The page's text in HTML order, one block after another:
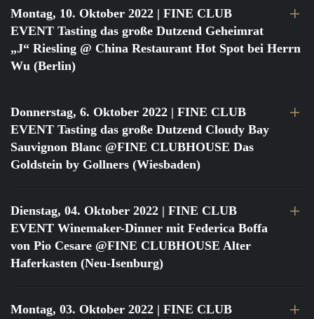
Montag, 10. Oktober 2022 | FINE CLUB
EVENT Tasting das große Dutzend Geheimrat
„J“ Riesling @ China Restaurant Hot Spot bei Herrn
Wu (Berlin)
Donnerstag, 6. Oktober 2022 | FINE CLUB
EVENT Tasting das große Dutzend Cloudy Bay
Sauvignon Blanc @FINE CLUBHOUSE Das
Goldstein by Gollners (Wiesbaden)
Dienstag, 04. Oktober 2022 | FINE CLUB
EVENT Winemaker-Dinner mit Federica Boffa
von Pio Cesare @FINE CLUBHOUSE Alter
Haferkasten (Neu-Isenburg)
Montag, 03. Oktober 2022 | FINE CLUB